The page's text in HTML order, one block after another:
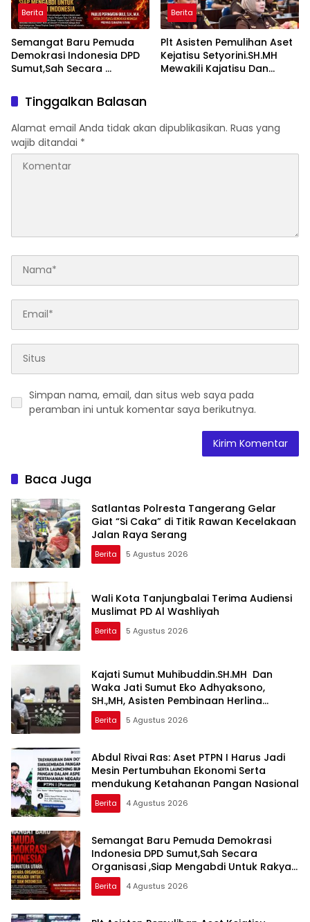
Berita
Semangat Baru Pemuda
Demokrasi Indonesia DPD
Sumut,Sah Secara
Untuk Rakyat Dan
Indonesia
Berita
Plt Asisten Pemulihan Aset
Kejatisu Setyorini.SH.MH
Mewakili Kajatisu Dan
Bersama Kepala
Pemulihan Aset Kejagung
Tinggalkan Balasan
Alamat email Anda tidak akan dipublikasikan. Ruas yang
wajib ditandai *
Simpan nama, email, dan situs web saya pada
peramban ini untuk komentar saya berikutnya.
Baca Juga
Satlantas Polresta Tangerang Gelar
Giat “Si Caka” di Titik Rawan Kecelakaan
Jalan Raya Serang
Berita 5 Agustus 2026
Wali Kota Tanjungbalai Terima Audiensi
Muslimat PD Al Washliyah
Berita 5 Agustus 2026
Kajati Sumut Muhibuddin.SH.MH Dan
Waka Jati Sumut Eko Adhyaksono,
SH.,MH, Asisten Pembinaan Herlina
setyorini dan Asintel Irfan Wibowo,Sidak
Kajari Medan
Berita 5 Agustus 2026
Abdul Rivai Ras: Aset PTPN I Harus Jadi
Mesin Pertumbuhan Ekonomi Serta
mendukung Ketahanan Pangan Nasional
Berita 4 Agustus 2026
Semangat Baru Pemuda Demokrasi
Indonesia DPD Sumut,Sah Secara
Organisasi ,Siap Mengabdi Untuk Rakyat
Dan Indonesia
Berita 4 Agustus 2026